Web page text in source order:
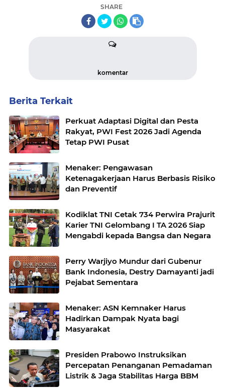
SHARE
komentar
Berita Terkait
Perkuat Adaptasi Digital dan Pesta
Rakyat, PWI Fest 2026 Jadi Agenda
Tetap PWI Pusat
Menaker: Pengawasan
Ketenagakerjaan Harus Berbasis Risiko
dan Preventif
Kodiklat TNI Cetak 734 Perwira Prajurit
Karier TNI Gelombang I TA 2026 Siap
Mengabdi kepada Bangsa dan Negara
Perry Warjiyo Mundur dari Gubenur
Bank Indonesia, Destry Damayanti jadi
Pejabat Sementara
Menaker: ASN Kemnaker Harus
Hadirkan Dampak Nyata bagi
Masyarakat
Presiden Prabowo Instruksikan
Percepatan Penanganan Pemadaman
Listrik & Jaga Stabilitas Harga BBM